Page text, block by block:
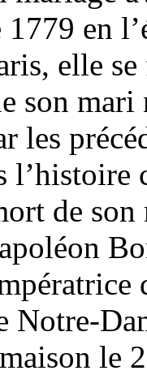
1779 en
elle
son mari
les
l’histoire
de
Notre-
le